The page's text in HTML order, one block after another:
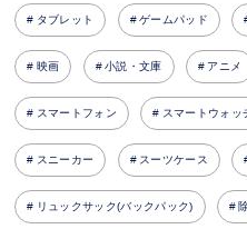
タブレット ゲームパッド
映画 小説・文庫 アニメ
スマートフォン スマートウォッ
スニーカー スーツケース
リュックサック(バックパック)